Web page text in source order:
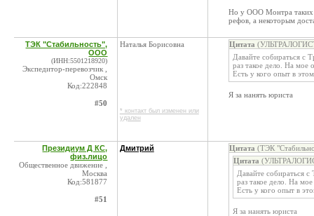
Но у ООО Монтра таких
рефов, а некоторым
ТЭК "Стабильность",
ООО
(ИНН:5501218920)
Экспедитор-перевозчик ,
Омск
Код:222848
#50
Наталья Борисовна
* контакт был изменен или
удален
Цитата
Давайте собираться с
раз такое дело. На мое
Есть у кого опыт в
Я за нанять юриста
Президиум Д КС,
физ.лицо
Общественное движение ,
Москва
Код:581877
#51
Дмитрий Цитата (ТЭК
Цитата
Давайте собираться
раз такое дело. На
Есть у кого опыт в
Я за нанять юриста